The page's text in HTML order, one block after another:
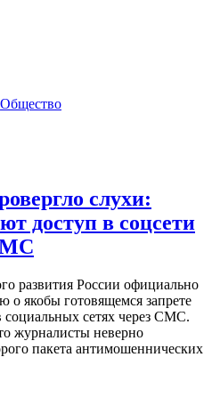
Общество
слухи:
доступ в соцсети
развития России официально
о якобы готовящемся запрете
социальных сетях через СМС.
журналисты неверно
пакета антимошеннических